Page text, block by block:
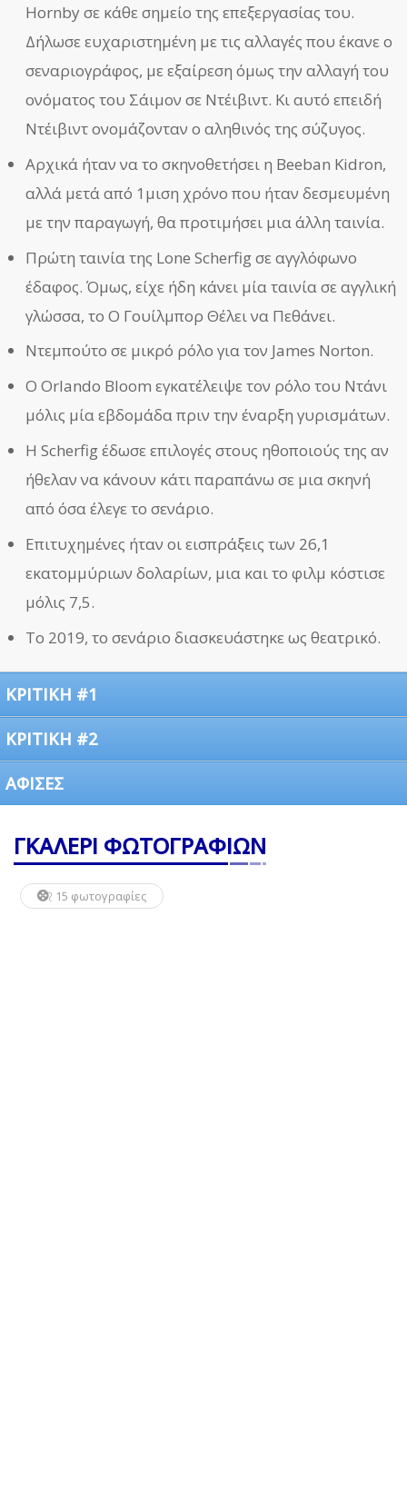
Hornby σε κάθε σημείο της επεξεργασίας του.
Δήλωσε ευχαριστημένη με τις αλλαγές που έκανε ο
σεναριογράφος, με εξαίρεση όμως την αλλαγή του
ονόματος του Σάιμον σε Ντέιβιντ. Κι αυτό επειδή
Ντέιβιντ ονομάζονταν ο αληθινός της σύζυγος.
Αρχικά ήταν να το σκηνοθετήσει η Beeban Kidron,
αλλά μετά από 1μιση χρόνο που ήταν δεσμευμένη
με την παραγωγή, θα προτιμήσει μια άλλη ταινία.
Πρώτη ταινία της Lone Scherfig σε αγγλόφωνο
έδαφος. Όμως, είχε ήδη κάνει μία ταινία σε αγγλική
γλώσσα, το Ο Γουίλμπορ Θέλει να Πεθάνει.
Ντεμπούτο σε μικρό ρόλο για τον James Norton.
Ο Orlando Bloom εγκατέλειψε τον ρόλο του Ντάνι
μόλις μία εβδομάδα πριν την έναρξη γυρισμάτων.
Η Scherfig έδωσε επιλογές στους ηθοποιούς της αν
ήθελαν να κάνουν κάτι παραπάνω σε μια σκηνή
από όσα έλεγε το σενάριο.
Επιτυχημένες ήταν οι εισπράξεις των 26,1
εκατομμύριων δολαρίων, μια και το φιλμ κόστισε
μόλις 7,5.
Το 2019, το σενάριο διασκευάστηκε ως θεατρικό.
ΚΡΙΤΙΚΗ #1
ΚΡΙΤΙΚΗ #2
ΑΦΙΣΕΣ
ΓΚΑΛΕΡΙ ΦΩΤΟΓΡΑΦΙΩΝ
15 φωτογραφίες